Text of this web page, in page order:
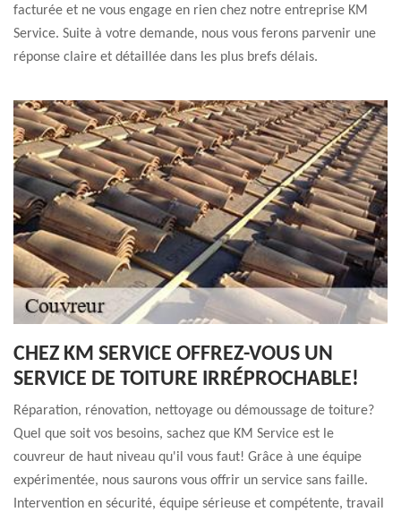
facturée et ne vous engage en rien chez notre entreprise KM
Service. Suite à votre demande, nous vous ferons parvenir une
réponse claire et détaillée dans les plus brefs délais.
CHEZ KM SERVICE OFFREZ-VOUS UN
SERVICE DE TOITURE IRRÉPROCHABLE!
Réparation, rénovation, nettoyage ou démoussage de toiture?
Quel que soit vos besoins, sachez que KM Service est le
couvreur de haut niveau qu'il vous faut! Grâce à une équipe
expérimentée, nous saurons vous offrir un service sans faille.
Intervention en sécurité, équipe sérieuse et compétente, travail